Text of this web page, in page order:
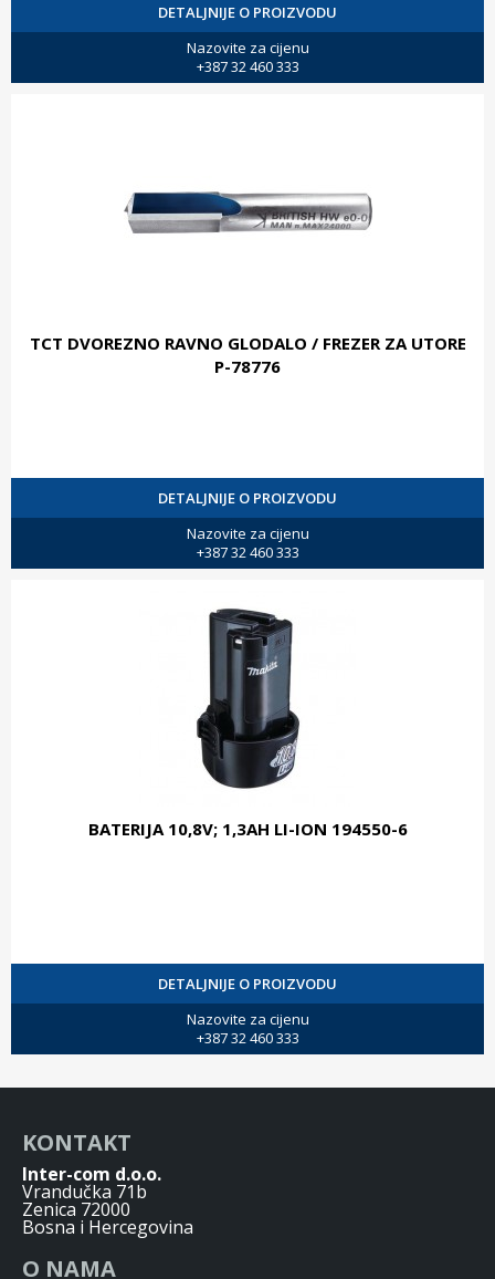
DETALJNIJE O PROIZVODU
Nazovite za cijenu
+387 32 460 333
TCT DVOREZNO RAVNO GLODALO / FREZER ZA UTORE
P-78776
DETALJNIJE O PROIZVODU
Nazovite za cijenu
+387 32 460 333
BATERIJA 10,8V; 1,3AH LI-ION 194550-6
DETALJNIJE O PROIZVODU
Nazovite za cijenu
+387 32 460 333
KONTAKT
Inter-com d.o.o.
Vrandučka 71b
Zenica 72000
Bosna i Hercegovina
O NAMA